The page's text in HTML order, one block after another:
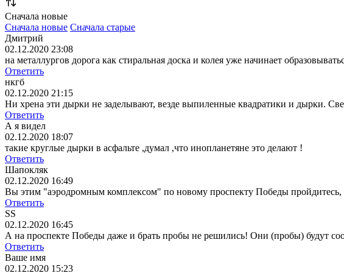
Сначала новые
Сначала новые Сначала старые
Дмитрий
02.12.2020 23:08
на металлургов дорога как стиральная доска и колея уже начинает
Ответить
нкгб
02.12.2020 21:15
Ни хрена эти дырки не заделывают, везде выпиленные квадратики и дырки.
Ответить
А я видел
02.12.2020 18:07
такие круглые дырки в асфальте ,думал ,что инопланетяне это делают !
Ответить
Шапокляк
02.12.2020 16:49
Вы этим "аэродромным комплексом" по новому проспекту Победы
Ответить
SS
02.12.2020 16:45
А на проспекте Победы даже и брать пробы не решились! Они (пробы) будут
Ответить
Ваше имя
02.12.2020 15:23